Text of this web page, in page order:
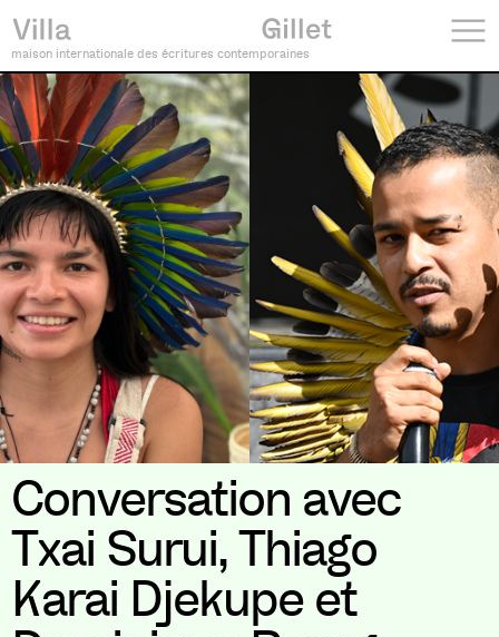
maison internationale des écritures contemporaines
Conversation avec
Txai Surui, Thiago
Karai Djekupe et